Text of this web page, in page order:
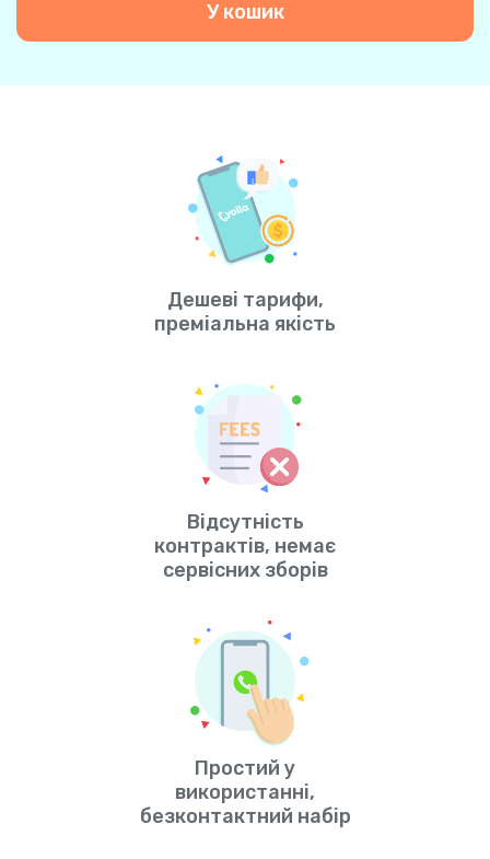
У кошик
Дешеві тарифи,
преміальна якість
Відсутність
контрактів, немає
сервісних зборів
Простий у
використанні,
безконтактний набір